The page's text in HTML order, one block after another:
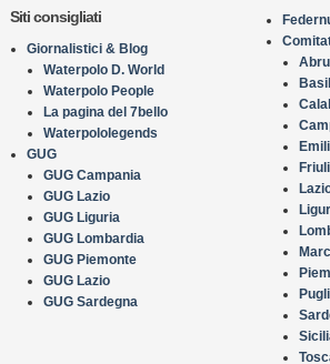
Siti consigliati
Giornalistici & Blog
Waterpolo D. World
Waterpolo People
La pagina del 7bello
Waterpololegends
GUG
GUG Campania
GUG Lazio
GUG Liguria
GUG Lombardia
GUG Piemonte
GUG Lazio
GUG Sardegna